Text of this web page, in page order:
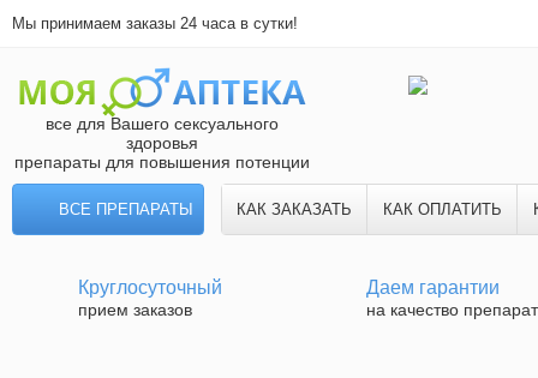
Мы принимаем заказы 24 часа в сутки!
все для Вашего сексуального
здоровья
препараты для повышения потенции
ВСЕ ПРЕПАРАТЫ КАК ЗАКАЗАТЬ КАК ОПЛАТИТЬ
Круглосуточный
прием заказов
Даем гарантии
на качество